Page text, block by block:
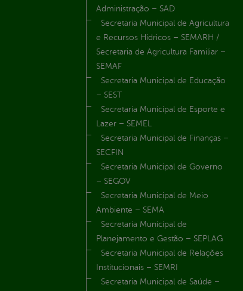
Administração – SAD
Secretaria Municipal de Agricultura
e Recursos Hídricos – SEMARH /
Secretaria de Agricultura Familiar –
SEMAF
Secretaria Municipal de Educação
– SEST
Secretaria Municipal de Esporte e
Lazer – SEMEL
Secretaria Municipal de Finanças –
SECFIN
Secretaria Municipal de Governo
– SEGOV
Secretaria Municipal de Meio
Ambiente – SEMA
Secretaria Municipal de
Planejamento e Gestão – SEPLAG
Secretaria Municipal de Relações
Institucionais – SEMRI
Secretaria Municipal de Saúde –